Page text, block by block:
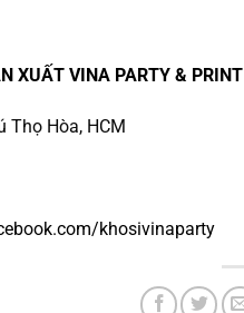
XUẤT VINA PARTY & PRINT
Thọ Hòa, HCM
khosivinaparty